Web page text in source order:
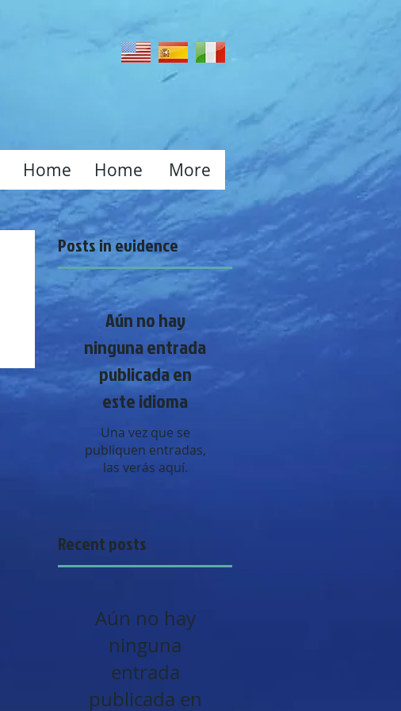
Home Home More
Posts in evidence
Aún no hay
ninguna entrada
publicada en
este idioma
Una vez que se
publiquen entradas,
las verás aquí.
Recent posts
Aún no hay
ninguna
entrada
publicada en